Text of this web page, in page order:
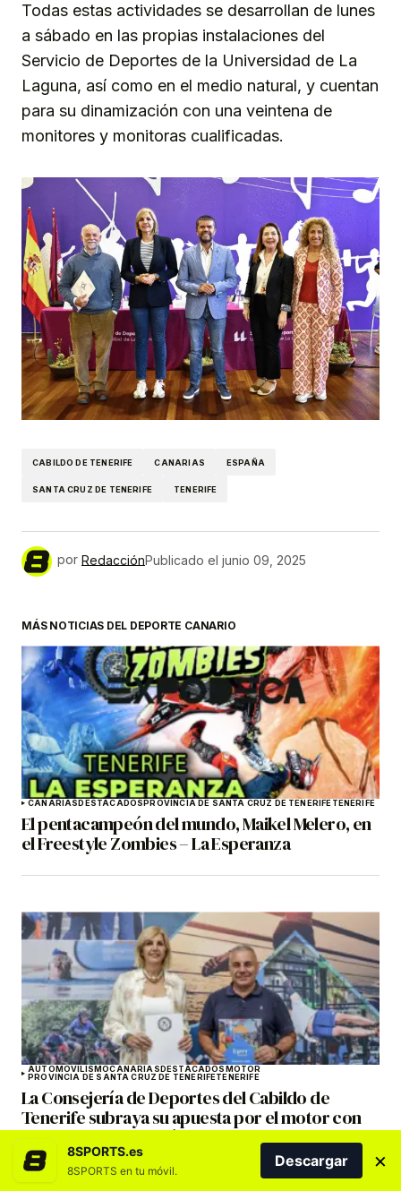
Todas estas actividades se desarrollan de lunes
a sábado en las propias instalaciones del
Servicio de Deportes de la Universidad de La
Laguna, así como en el medio natural, y cuentan
para su dinamización con una veintena de
monitores y monitoras cualificadas.
CABILDO DE TENERIFE CANARIAS ESPAÑA
SANTA CRUZ DE TENERIFE TENERIFE
por RedacciónPublicado el junio 09, 2025
MÁS NOTICIAS DEL DEPORTE CANARIO
CANARIAS DESTACADOS PROVINCIA DE SANTA CRUZ DE TENERIFETENERIFE
El pentacampeón del mundo, Maikel Melero, en
el Freestyle Zombies – La Esperanza
AUTOMOVILISMOCANARIAS DESTACADOS MOTOR
PROVINCIA DE SANTA CRUZ DE TENERIFETENERIFE
La Consejería de Deportes del Cabildo de
Tenerife subraya su apuesta por el motor con
una nueva subvención de 170.000 euros
8SPORTS.es
8SPORTS en tu móvil.
Descargar ×